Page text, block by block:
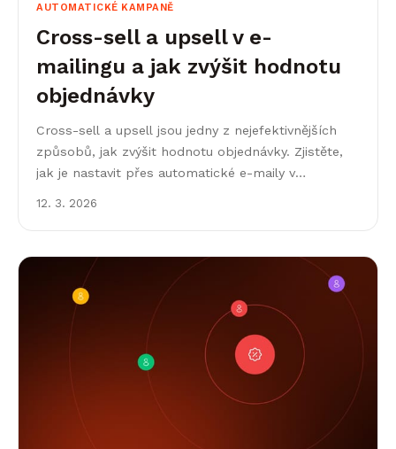
AUTOMATICKÉ KAMPANĚ
Cross-sell a upsell v e-
mailingu a jak zvýšit hodnotu
objednávky
Cross-sell a upsell jsou jedny z nejefektivnějších
způsobů, jak zvýšit hodnotu objednávky. Zjistěte,
jak je nastavit přes automatické e-maily v
12. 3. 2026